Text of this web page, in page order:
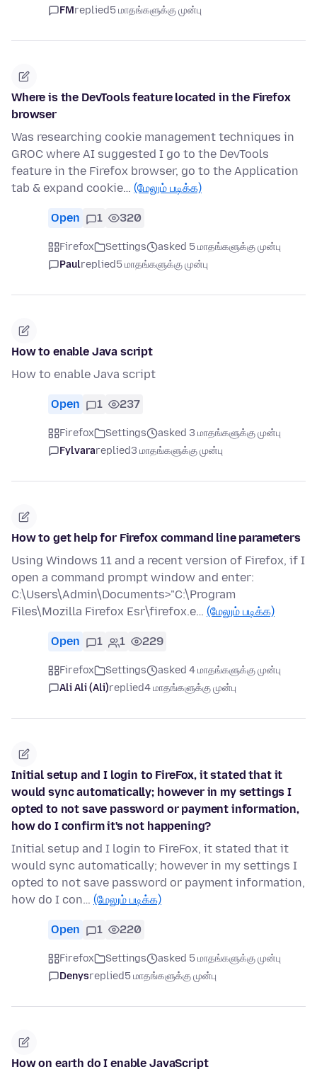
FMreplied5 மாதங்களுக்கு முன்பு
Where is the DevTools feature located in the Firefox
browser
Was researching cookie management techniques in
GROC where AI suggested I go to the DevTools
feature in the Firefox browser, go to the Application
tab & expand cookie… (மேலும் படிக்க)
Open 1 320
Firefox Settings
asked 5 மாதங்களுக்கு முன்பு
Paulreplied5 மாதங்களுக்கு முன்பு
How to enable Java script
How to enable Java script
Open 1 237
Firefox Settings
asked 3 மாதங்களுக்கு முன்பு
Fylvarareplied3 மாதங்களுக்கு முன்பு
How to get help for Firefox command line parameters
Using Windows 11 and a recent version of Firefox, if I
open a command prompt window and enter:
C:\Users\Admin\Documents>"C:\Program
Files\Mozilla Firefox Esr\firefox.e… (மேலும் படிக்க)
Open 1 1 229
Firefox Settings
asked 4 மாதங்களுக்கு முன்பு
Ali Ali (Ali)replied4 மாதங்களுக்கு முன்பு
Initial setup and I login to FireFox, it stated that it
would sync automatically; however in my settings I
opted to not save password or payment information,
how do I confirm it's not happening?
Initial setup and I login to FireFox, it stated that it
would sync automatically; however in my settings I
opted to not save password or payment information,
how do I con… (மேலும் படிக்க)
Open 1 220
Firefox Settings
asked 5 மாதங்களுக்கு முன்பு
Denysreplied5 மாதங்களுக்கு முன்பு
How on earth do I enable JavaScript